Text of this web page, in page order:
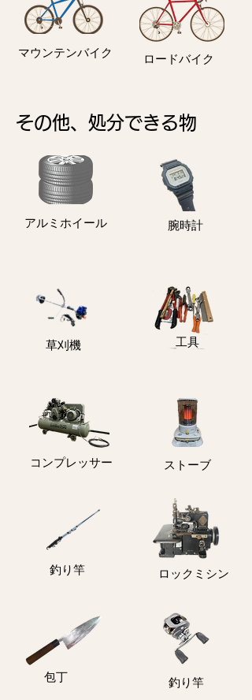
マウンテンバイク ロードバイク
その他、処分できる物
アルミホイール ​腕時計
​草刈機 ​工具
コンプレッサー ストーブ
釣り竿 ロックミシン
包丁 釣り竿